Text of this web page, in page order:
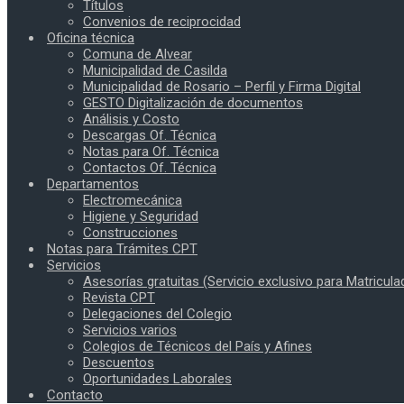
Títulos
Convenios de reciprocidad
Oficina técnica
Comuna de Alvear
Municipalidad de Casilda
Municipalidad de Rosario – Perfil y Firma Digital
GESTO Digitalización de documentos
Análisis y Costo
Descargas Of. Técnica
Notas para Of. Técnica
Contactos Of. Técnica
Departamentos
Electromecánica
Higiene y Seguridad
Construcciones
Notas para Trámites CPT
Servicios
Asesorías gratuitas (Servicio exclusivo para
Revista CPT
Delegaciones del Colegio
Servicios varios
Colegios de Técnicos del País y Afines
Descuentos
Oportunidades Laborales
Contacto